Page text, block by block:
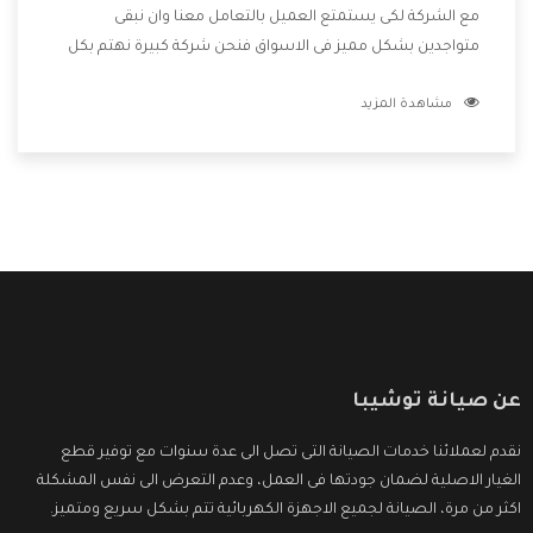
مع الشركة لكى يستمتع العميل بالتعامل معنا وان نبقى
متواجدين بشكل مميز فى الاسواق فنحن شركة كبيرة نهتم بكل
الشركة بها والتى تكون منها خدمة الصيانة التى تكون من أهم
مشاهدة المزيد
عن صيانة توشيبا
نقدم لعملائنا خدمات الصيانة التى تصل الى عدة سنوات مع توفير قطع
الغيار الاصلية لضمان جودتها فى العمل، وعدم التعرض الى نفس المشكلة
اكثر من مرة، الصيانة لجميع الاجهزة الكهربائية تتم بشكل سريع ومتميز.